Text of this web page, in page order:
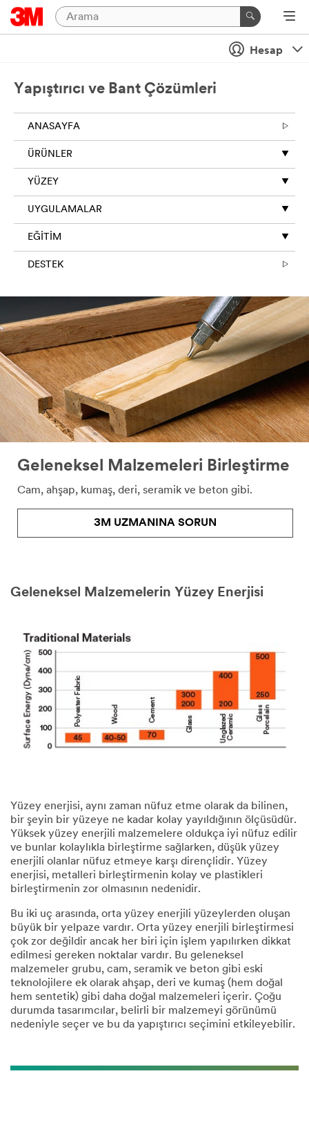
Kapalı
Gönderin
3M'e
gösterdiğiniz
ilgi
teşekkür
ederiz.
Sorgunuzu
etkili
bir
şekilde
yönetmemize
için,
kibarca
iletişim
bilgileriniz
de
dahil
olmak
üzere
bazı
önemli
vermenizi
rica
ediyoruz.
Sağladığınız
bir
3M
uyarınca
kişisel
bilgilerinizi
paylaşabileceğimiz
yetkili
ortaklarımızdan
biri
tarafından
telefon
yoluyla
talebinize
yanıt
vermek
için
kullanılacaktır.
İlgi Alanı
Birini seçin
Sorgu Türü
Hesap
Yapıştırıcı ve Bant Çözümleri
ANASAYFA
ÜRÜNLER
YÜZEY
UYGULAMALAR
EĞİTİM
DESTEK
Geleneksel Malzemeleri Birleştirme
Cam, ahşap, kumaş, deri, seramik ve beton gibi.​
3M UZMANINA SORUN
Geleneksel Malzemelerin Yüzey Enerjisi
Yüzey enerjisi, aynı zaman nüfuz etme olarak da bilinen,
bir şeyin bir yüzeye ne kadar kolay yayıldığının ölçüsüdür.
Yüksek yüzey enerjili malzemelere oldukça iyi nüfuz edilir
ve bunlar kolaylıkla birleştirme sağlarken, düşük yüzey
enerjili olanlar nüfuz etmeye karşı dirençlidir. Yüzey
enerjisi, metalleri birleştirmenin kolay ve plastikleri
birleştirmenin zor olmasının nedenidir.​
Bu iki uç arasında, orta yüzey enerjili yüzeylerden oluşan
büyük bir yelpaze vardır. Orta yüzey enerjili birleştirmesi
çok zor değildir ancak her biri için işlem yapılırken dikkat
edilmesi gereken noktalar vardır. Bu geleneksel
malzemeler grubu, cam, seramik ve beton gibi eski
teknolojilere ek olarak ahşap, deri ve kumaş (hem doğal
hem sentetik) gibi daha doğal malzemeleri içerir. Çoğu
durumda tasarımcılar, belirli bir malzemeyi görünümü
nedeniyle seçer ve bu da yapıştırıcı seçimini etkileyebilir.​